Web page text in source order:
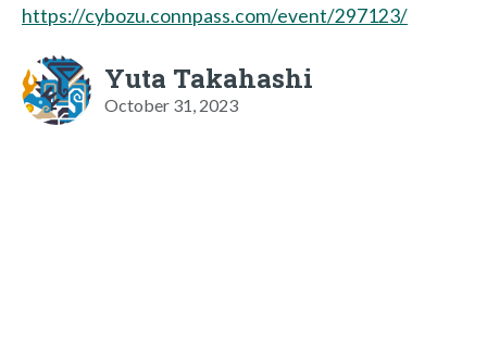
https://cybozu.connpass.com/event/297123/
Yuta Takahashi
October 31, 2023